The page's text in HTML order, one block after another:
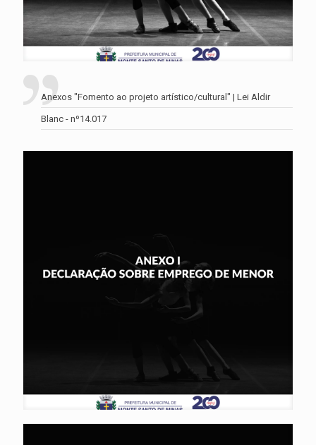
Anexos "Fomento ao projeto artístico/cultural" | Lei Aldir
Blanc - nº14.017